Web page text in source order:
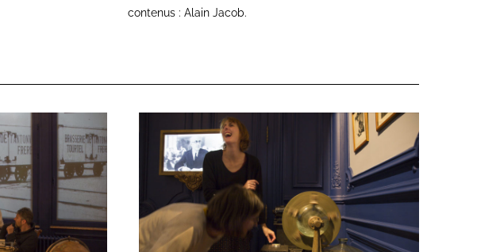
contenus : Alain Jacob.